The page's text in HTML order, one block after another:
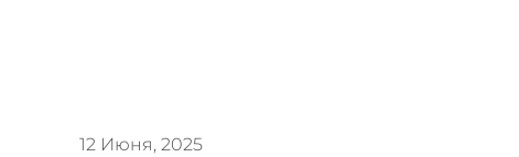
12 Июня, 2025